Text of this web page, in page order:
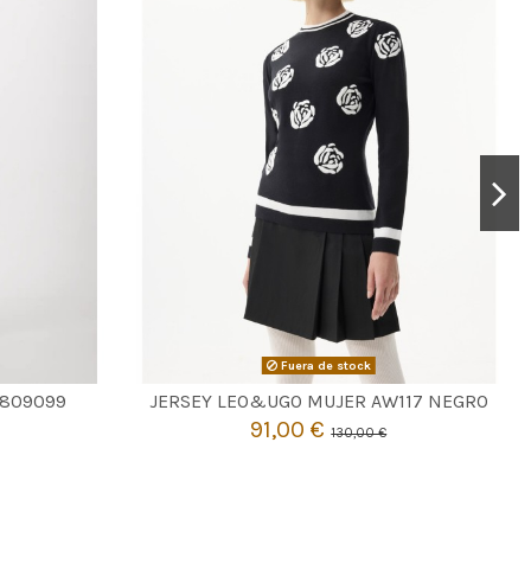
809099
Fuera de stock
JERSEY LEO&UGO MUJER AW117 NEGRO
91,00 €130,00 €
 Agotado